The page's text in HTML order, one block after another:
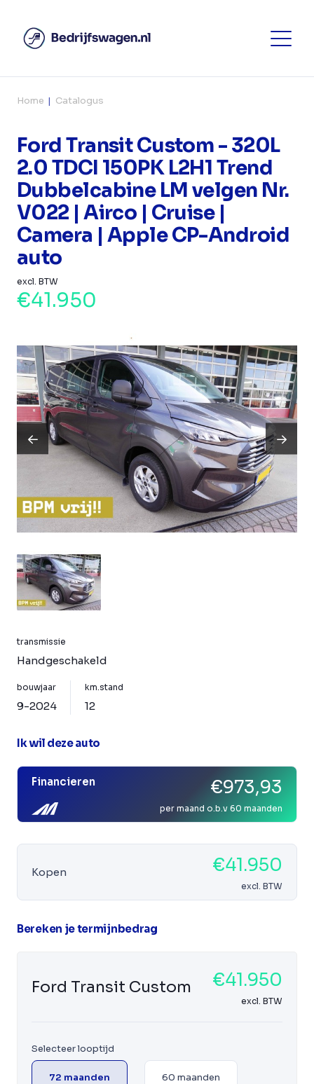
Home Catalogus
Ford Transit Custom - 320L
2.0 TDCI 150PK L2H1 Trend
Dubbelcabine LM velgen Nr.
V022 | Airco | Cruise |
Camera | Apple CP-Android
auto
excl. BTW
€41.950
transmissie
Handgeschakeld
bouwjaar
9-2024
km.stand
12
Ik wil deze auto
Financieren €973,93
per maand o.b.v 60 maanden
Kopen €41.950
excl. BTW
Bereken je termijnbedrag
Ford Transit Custom €41.950
excl. BTW
Selecteer looptijd
72 maanden 60 maanden